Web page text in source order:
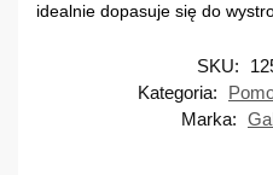
idealnie dopasuje się do
SKU:
Kategoria:
Marka: